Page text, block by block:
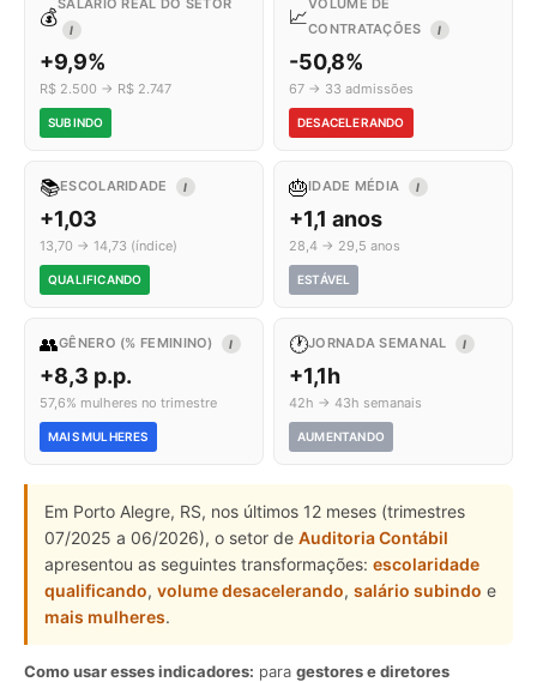
💰
SALÁRIO REAL DO SETOR
I
+9,9%
R$ 2.500 → R$ 2.747
SUBINDO
📈
VOLUME DE
CONTRATAÇÕES
I
-50,8%
67 → 33 admissões
DESACELERANDO
📚ESCOLARIDADE I
+1,03
13,70 → 14,73 (índice)
QUALIFICANDO
🎂IDADE MÉDIA I
+1,1 anos
28,4 → 29,5 anos
ESTÁVEL
👥GÊNERO (% FEMININO) I
+8,3 p.p.
57,6% mulheres no trimestre
MAIS MULHERES
🕐JORNADA SEMANAL I
+1,1h
42h → 43h semanais
AUMENTANDO
Em Porto Alegre, RS, nos últimos 12 meses (trimestres
07/2025 a 06/2026), o setor de Auditoria Contábil
apresentou as seguintes transformações: escolaridade
qualificando, volume desacelerando, salário subindo e
mais mulheres.
Como usar esses indicadores: para gestores e diretores